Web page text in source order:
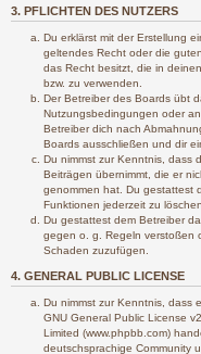
3. PFLICHTEN DES NUTZERS
Du erklärst mit der Erstellung
geltendes Recht oder die
das Recht besitzt, die in
bzw. zu verwenden.
Der Betreiber des Boards übt
Nutzungsbedingungen oder
Betreiber dich nach
Boards ausschließen und dir
Du nimmst zur Kenntnis, dass
Beiträgen übernimmt, die er
genommen hat. Du gestattest
Funktionen jederzeit zu
Du gestattest dem Betreiber
gegen o. g. Regeln verstoßen
Schaden zuzufügen.
4. GENERAL PUBLIC LICENSE
Du nimmst zur Kenntnis, dass
GNU General Public License v2
Limited (www.phpbb.com)
deutschsprachige Community